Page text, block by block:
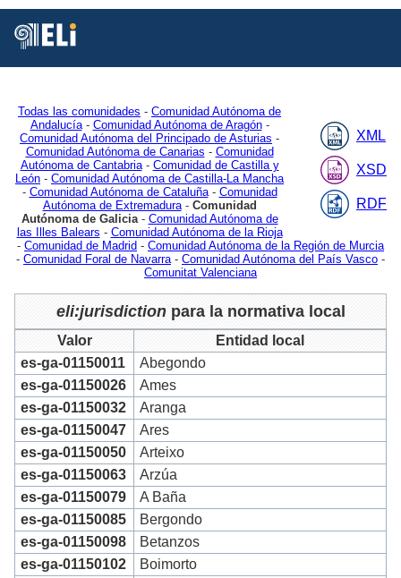
XML
XSD
RDF
Todas las comunidades - Comunidad Autónoma de
Andalucía- Comunidad Autónoma de Aragón-
Comunidad Autónoma del Principado de Asturias -
Comunidad Autónoma de Canarias - Comunidad
Autónoma de Cantabria- Comunidad de Castilla y
León - Comunidad Autónoma de Castilla-La Mancha
- Comunidad Autónoma de Cataluña- Comunidad
Autónoma de Extremadura- Comunidad
Autónoma de Galicia- Comunidad Autónoma de
las Illes Balears - Comunidad Autónoma de la Rioja
- Comunidad de Madrid - Comunidad Autónoma de la Región de Murcia
- Comunidad Foral de Navarra - Comunidad Autónoma del País Vasco -
Comunitat Valenciana
eli:jurisdictionpara la normativa local
Valor
Entidad local
es-ga-01150011
Abegondo
es-ga-01150026
Ames
es-ga-01150032
Aranga
es-ga-01150047
Ares
es-ga-01150050
Arteixo
es-ga-01150063
Arzúa
es-ga-01150079
A Baña
es-ga-01150085
Bergondo
es-ga-01150098
Betanzos
es-ga-01150102
Boimorto